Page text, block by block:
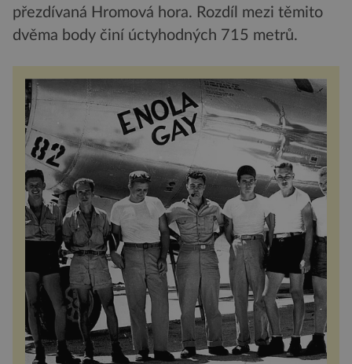
přezdívaná Hromová hora. Rozdíl mezi těmito
dvěma body činí úctyhodných 715 metrů.